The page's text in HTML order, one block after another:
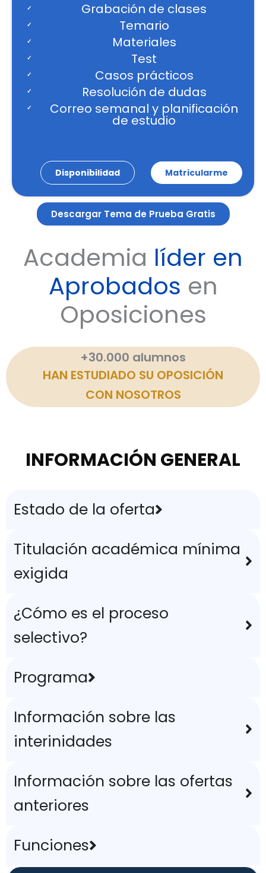
Grabación de clases
Temario
Materiales
Test
Casos prácticos
Resolución de dudas
Correo semanal y planificación
de estudio
Disponibilidad Matricularme
Descargar Tema de Prueba Gratis
Academia líder en
Aprobados en
Oposiciones
+30.000 alumnos
HAN ESTUDIADO SU OPOSICIÓN
CON NOSOTROS
INFORMACIÓN GENERAL
Estado de la oferta
Titulación académica mínima
exigida
¿Cómo es el proceso
selectivo?
Programa
Información sobre las
interinidades
Información sobre las ofertas
anteriores
Funciones